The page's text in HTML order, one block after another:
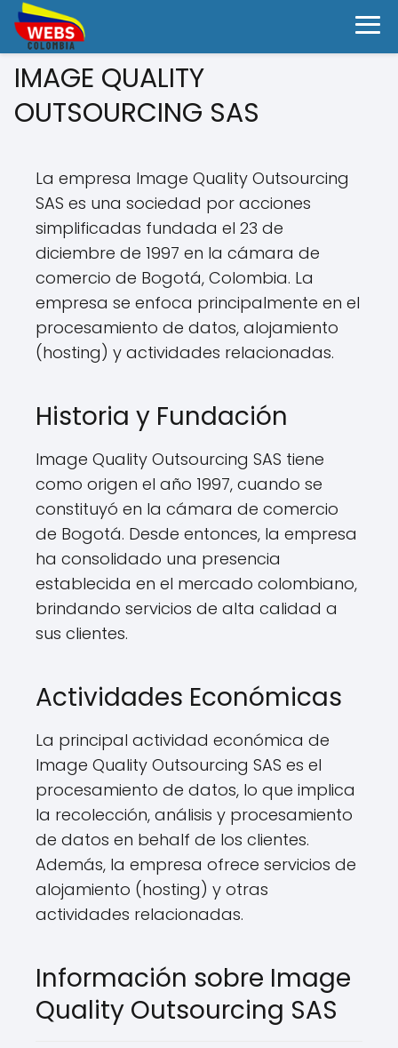
IMAGE QUALITY
OUTSOURCING SAS
La empresa Image Quality Outsourcing
SAS es una sociedad por acciones
simplificadas fundada el 23 de
diciembre de 1997 en la cámara de
comercio de Bogotá, Colombia. La
empresa se enfoca principalmente en el
procesamiento de datos, alojamiento
(hosting) y actividades relacionadas.
Historia y Fundación
Image Quality Outsourcing SAS tiene
como origen el año 1997, cuando se
constituyó en la cámara de comercio
de Bogotá. Desde entonces, la empresa
ha consolidado una presencia
establecida en el mercado colombiano,
brindando servicios de alta calidad a
sus clientes.
Actividades Económicas
La principal actividad económica de
Image Quality Outsourcing SAS es el
procesamiento de datos, lo que implica
la recolección, análisis y procesamiento
de datos en behalf de los clientes.
Además, la empresa ofrece servicios de
alojamiento (hosting) y otras
actividades relacionadas.
Información sobre Image
Quality Outsourcing SAS